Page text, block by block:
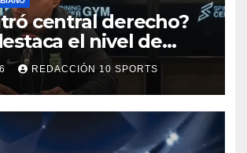
central derecho?
el nivel de
REDACCIÓN 10 SPORTS